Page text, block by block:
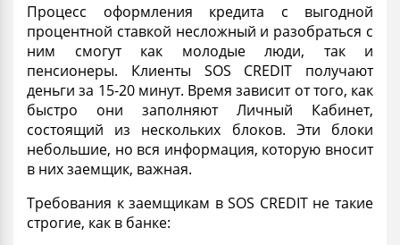
Процесс оформления кредита с выгодной
процентной ставкой несложный и разобраться с
ним смогут как молодые люди, так и
пенсионеры. Клиенты SOS CREDIT получают
деньги за 15-20 минут. Время зависит от того, как
быстро они заполняют Личный Кабинет,
состоящий из нескольких блоков. Эти блоки
небольшие, но вся информация, которую вносит
в них заемщик, важная.
Требования к заемщикам в SOS CREDIT не такие
строгие, как в банке: